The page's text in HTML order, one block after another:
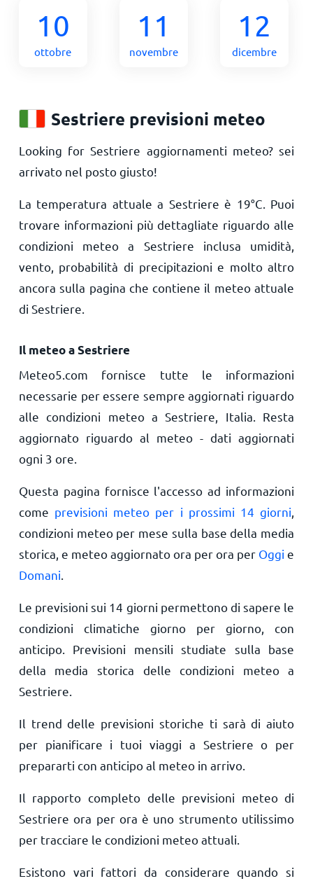
10
ottobre
11
novembre
12
dicembre
Sestriere previsioni meteo
Looking for Sestriere aggiornamenti meteo? sei
arrivato nel posto giusto!
La temperatura attuale a Sestriere è 19°C . Puoi
trovare informazioni più dettagliate riguardo alle
condizioni meteo a Sestriere inclusa umidità,
vento, probabilità di precipitazioni e molto altro
ancora sulla pagina che contiene il meteo attuale
di Sestriere.
Il meteo a Sestriere
Meteo5.com fornisce tutte le informazioni
necessarie per essere sempre aggiornati riguardo
alle condizioni meteo a Sestriere, Italia. Resta
aggiornato riguardo al meteo - dati aggiornati
ogni 3 ore.
Questa pagina fornisce l'accesso ad informazioni
come previsioni meteo per i prossimi 14 giorni
condizioni meteo per mese sulla base della media
storica, e meteo aggiornato ora per ora per Oggi e
Domani
Le previsioni sui 14 giorni permettono di sapere le
condizioni climatiche giorno per giorno, con
anticipo. Previsioni mensili studiate sulla base
della media storica delle condizioni meteo a
Sestriere.
Il trend delle previsioni storiche ti sarà di aiuto
per pianificare i tuoi viaggi a Sestriere o per
prepararti con anticipo al meteo in arrivo.
Il rapporto completo delle previsioni meteo di
Sestriere ora per ora è uno strumento utilissimo
per tracciare le condizioni meteo attuali.
Esistono vari fattori da considerare quando si